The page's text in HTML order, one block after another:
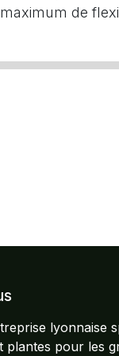
de
lyonnaise
plantes pour les